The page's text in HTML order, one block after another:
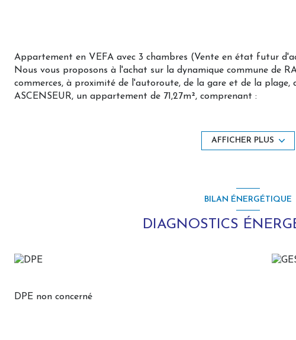
Appartement en VEFA avec 3 chambres (Vente en état futur
Nous vous proposons à l'achat sur la dynamique commune de
commerces, à proximité de l'autoroute, de la gare et de la plage,
ASCENSEUR, un appartement de 71,27m², comprenant :
Un balcon de 7m² et une terrasse de 14m² : profitez de 2
Place de parking privative : un stationnement sécurisé pour votre
Local à vélos : pratique et sécurisé pour les amateurs de cyclisme
permettant de personnaliser certaines finitions selon votre goût
AFFICHER PLUS
BILAN ÉNERGÉTIQUE
DIAGNOSTICS
DPE non concerné